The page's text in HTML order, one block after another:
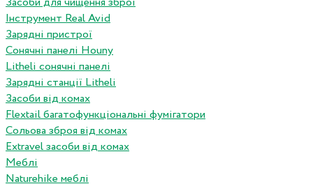
Інструмент Real Avid
Зарядні пристрої
Сонячні панелі Houny
Litheli сонячні панелі
Зарядні станції Litheli
Засоби від комах
Flextail багатофункціональні фумігатори
Сольова зброя від комах
Extravel засоби від комах
Меблі
Naturehike меблі